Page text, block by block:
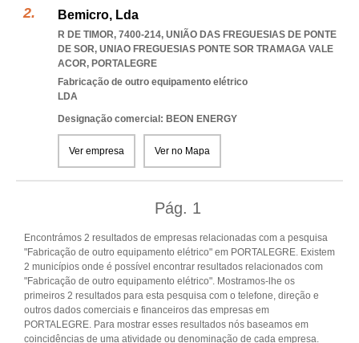
Bemicro, Lda
R DE TIMOR, 7400-214, UNIÃO DAS FREGUESIAS DE PONTE
DE SOR, UNIAO FREGUESIAS PONTE SOR TRAMAGA VALE
ACOR, PORTALEGRE
Fabricação de outro equipamento elétrico
LDA
Designação comercial: BEON ENERGY
Ver empresa Ver no Mapa
Pág. 1
Encontrámos 2 resultados de empresas relacionadas com a pesquisa
"Fabricação de outro equipamento elétrico" em PORTALEGRE. Existem
2 municípios onde é possível encontrar resultados relacionados com
"Fabricação de outro equipamento elétrico". Mostramos-lhe os
primeiros 2 resultados para esta pesquisa com o telefone, direção e
outros dados comerciais e financeiros das empresas em
PORTALEGRE. Para mostrar esses resultados nós baseamos em
coincidências de uma atividade ou denominação de cada empresa.